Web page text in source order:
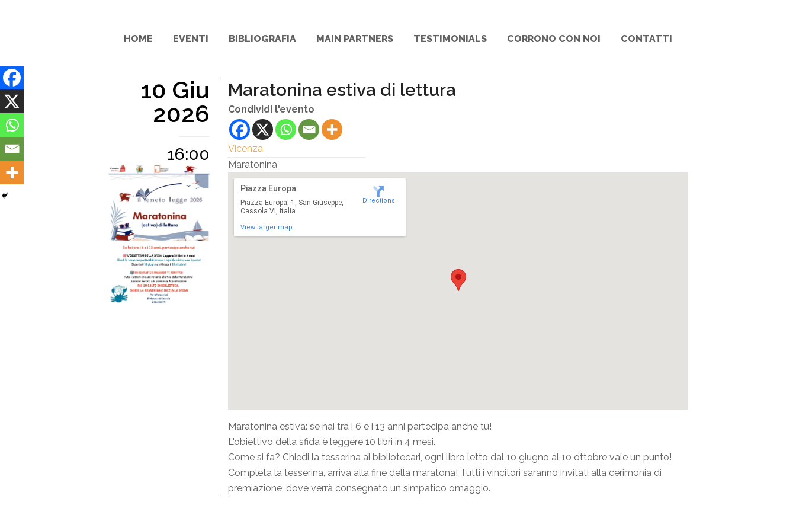
HOME EVENTI BIBLIOGRAFIA MAIN PARTNERS TESTIMONIALS CORRONO CON NOI CONTATTI
10 Giu
2026
16:00
Maratonina estiva di lettura
Condividi l'evento
Vicenza
Maratonina
Piazza Europa
Piazza Europa, 1, San Giuseppe,
Cassola VI, Italia
View larger map
Directions
Maratonina estiva: se hai tra i 6 e i 13 anni partecipa anche tu!
L'obiettivo della sfida è leggere 10 libri in 4 mesi.
Come si fa? Chiedi la tesserina ai bibliotecari, ogni libro letto dal 10 giugno al 10 ottobre vale un punto!
Completa la tesserina, arriva alla fine della maratona! Tutti i vincitori saranno invitati alla cerimonia di
premiazione, dove verrà consegnato un simpatico omaggio.